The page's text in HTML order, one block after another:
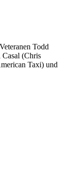
Todd
Casal (Chris
Taxi) und